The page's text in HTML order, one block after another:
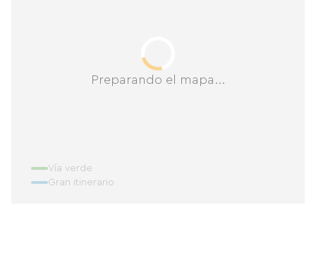
Preparando el mapa...
Vía verde
Gran itinerario